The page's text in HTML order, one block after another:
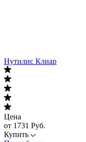
Нутилис Клиар
Цена
от 1731 Руб.
Купить